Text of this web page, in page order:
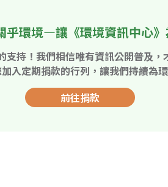
乎環境—讓《環境資訊中心
支持！我們相信唯有資訊公開普及
入定期捐款的行列，讓我們持續為
前往捐款